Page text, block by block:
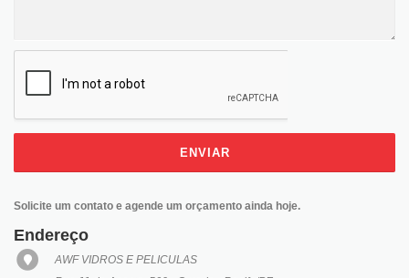
ENVIAR
Solicite um contato e agende um orçamento ainda hoje.
Endereço
AWF VIDROS E PELICULAS